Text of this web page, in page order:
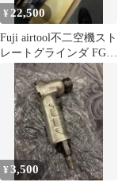
¥ 22,500
Fuji airtool不二空機スト
レートグラインダ FG-
5HL-1 バフ研磨
¥3,500